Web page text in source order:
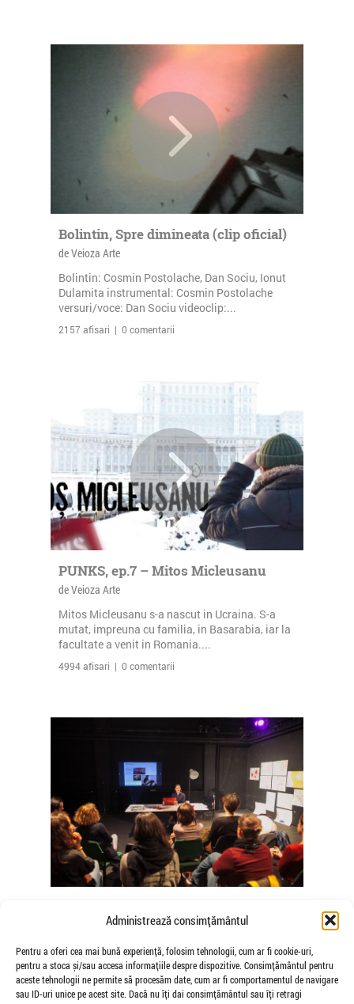
Administrează consimțământul
Pentru a oferi cea mai bună experiență, folosim tehnologii, cum ar fi cookie-uri,
pentru a stoca și/sau accesa informațiile despre dispozitive. Consimțământul pentru
aceste tehnologii ne permite să procesăm date, cum ar fi comportamentul de navigare
sau ID-uri unice pe acest site. Dacă nu îți dai consimțământul sau îți retragi
Bolintin, Spre dimineata (clip oficial)
de Veioza Arte
Bolintin: Cosmin Postolache, Dan Sociu, Ionut
Dulamita instrumental: Cosmin Postolache
versuri/voce: Dan Sociu videoclip:...
2157 afisari | 0 comentarii
PUNKS, ep.7 – Mitos Micleusanu
de Veioza Arte
Mitos Micleusanu s-a nascut in Ucraina. S-a
mutat, impreuna cu familia, in Basarabia, iar la
facultate a venit in Romania....
4994 afisari | 0 comentarii
Somatice susținute de coregrafele
Mădălina Dan și Valentina De Piante
Niculae
de Veioza Arte